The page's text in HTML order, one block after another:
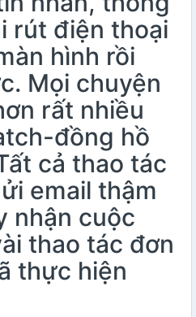
rút điện thoại
hình rồi
Mọi chuyện
rất nhiều
đồng hồ
cả thao tác
email thậm
nhận cuộc
thao tác đơn
thực hiện